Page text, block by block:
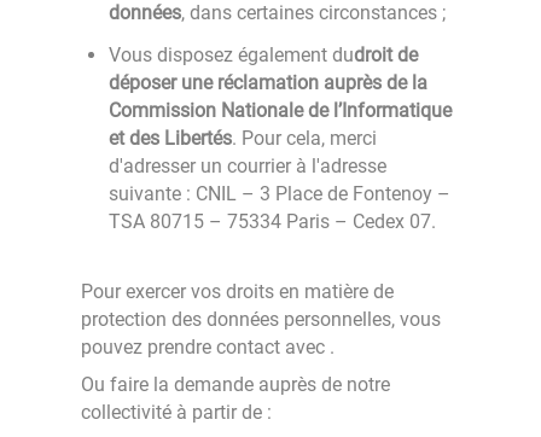
données, dans certaines circonstances ;
Vous disposez également dudroit de
déposer une réclamation auprès de la
Commission Nationale de l’Informatique
et des Libertés. Pour cela, merci
d'adresser un courrier à l'adresse
suivante : CNIL – 3 Place de Fontenoy –
TSA 80715 – 75334 Paris – Cedex 07.
Pour exercer vos droits en matière de
protection des données personnelles, vous
pouvez prendre contact avec .
Ou faire la demande auprès de notre
collectivité à partir de :